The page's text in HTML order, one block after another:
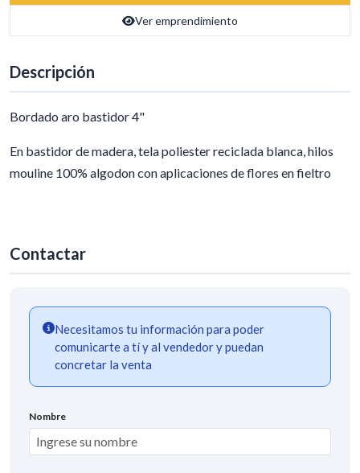
Ver emprendimiento
Descripción
Bordado aro bastidor 4"
En bastidor de madera, tela poliester reciclada blanca, hilos
mouline 100% algodon con aplicaciones de flores en fieltro
Contactar
Necesitamos tu información para poder
comunicarte a tí y al vendedor y puedan
concretar la venta
Nombre